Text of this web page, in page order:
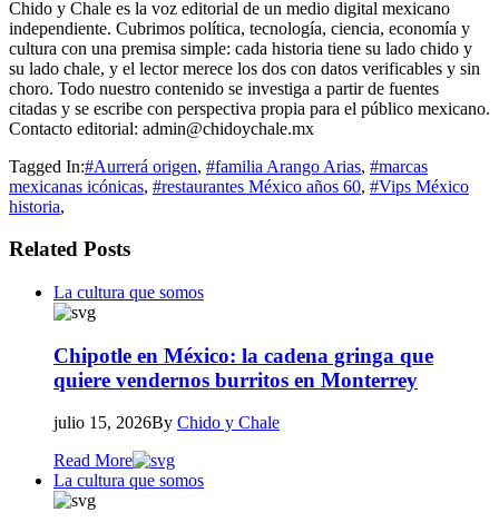
Chido y Chale es la voz editorial de un medio digital mexicano
independiente. Cubrimos política, tecnología, ciencia, economía y
cultura con una premisa simple: cada historia tiene su lado chido y
su lado chale, y el lector merece los dos con datos verificables y sin
choro. Todo nuestro contenido se investiga a partir de fuentes
citadas y se escribe con perspectiva propia para el público mexicano.
Contacto editorial: admin@chidoychale.mx
Tagged In:#Aurrerá origen, #familia Arango Arias, #marcas
mexicanas icónicas, #restaurantes México años 60, #Vips México
historia,
Related Posts
La cultura que somos
Chipotle en México: la cadena gringa que
quiere vendernos burritos en Monterrey
julio 15, 2026By Chido y Chale
Read More
La cultura que somos